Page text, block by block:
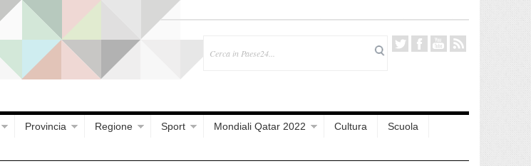
Provincia Regione Sport Mondiali Qatar 2022 Cultura
Scuola